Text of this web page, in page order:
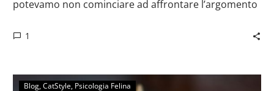
potevamo non cominciare ad affrontare l’argomento
1
Blog CatStyle Psicologia Felina